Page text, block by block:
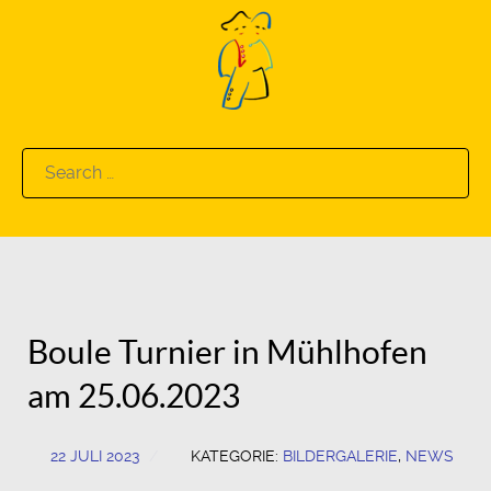
Search
for:
Boule Turnier in Mühlhofen
am 25.06.2023
22 JULI 2023 KATEGORIE: BILDERGALERIE, NEWS